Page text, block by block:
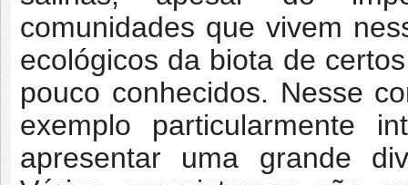
comunidades que vivem
ecológicos da biota de
pouco conhecidos. Nesse
exemplo particularmente
apresentar uma grande